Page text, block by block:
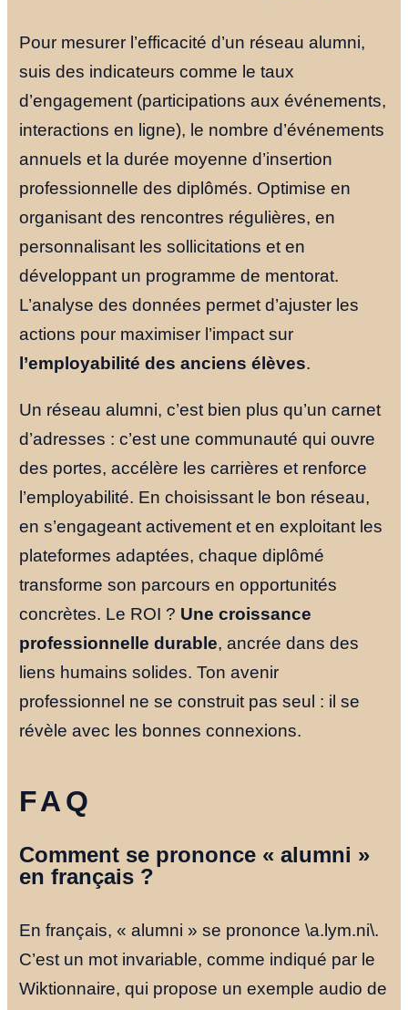
Pour mesurer l’efficacité d’un réseau alumni,
suis des indicateurs comme le taux
d’engagement (participations aux événements,
interactions en ligne), le nombre d’événements
annuels et la durée moyenne d’insertion
professionnelle des diplômés. Optimise en
organisant des rencontres régulières, en
personnalisant les sollicitations et en
développant un programme de mentorat.
L’analyse des données permet d’ajuster les
actions pour maximiser l’impact sur
l’employabilité des anciens élèves.
Un réseau alumni, c’est bien plus qu’un carnet
d’adresses : c’est une communauté qui ouvre
des portes, accélère les carrières et renforce
l’employabilité. En choisissant le bon réseau,
en s’engageant activement et en exploitant les
plateformes adaptées, chaque diplômé
transforme son parcours en opportunités
concrètes. Le ROI ? Une croissance
professionnelle durable, ancrée dans des
liens humains solides. Ton avenir
professionnel ne se construit pas seul : il se
révèle avec les bonnes connexions.
FAQ
Comment se prononce « alumni »
en français ?
En français, « alumni » se prononce \a.lym.ni\.
C’est un mot invariable, comme indiqué par le
Wiktionnaire, qui propose un exemple audio de